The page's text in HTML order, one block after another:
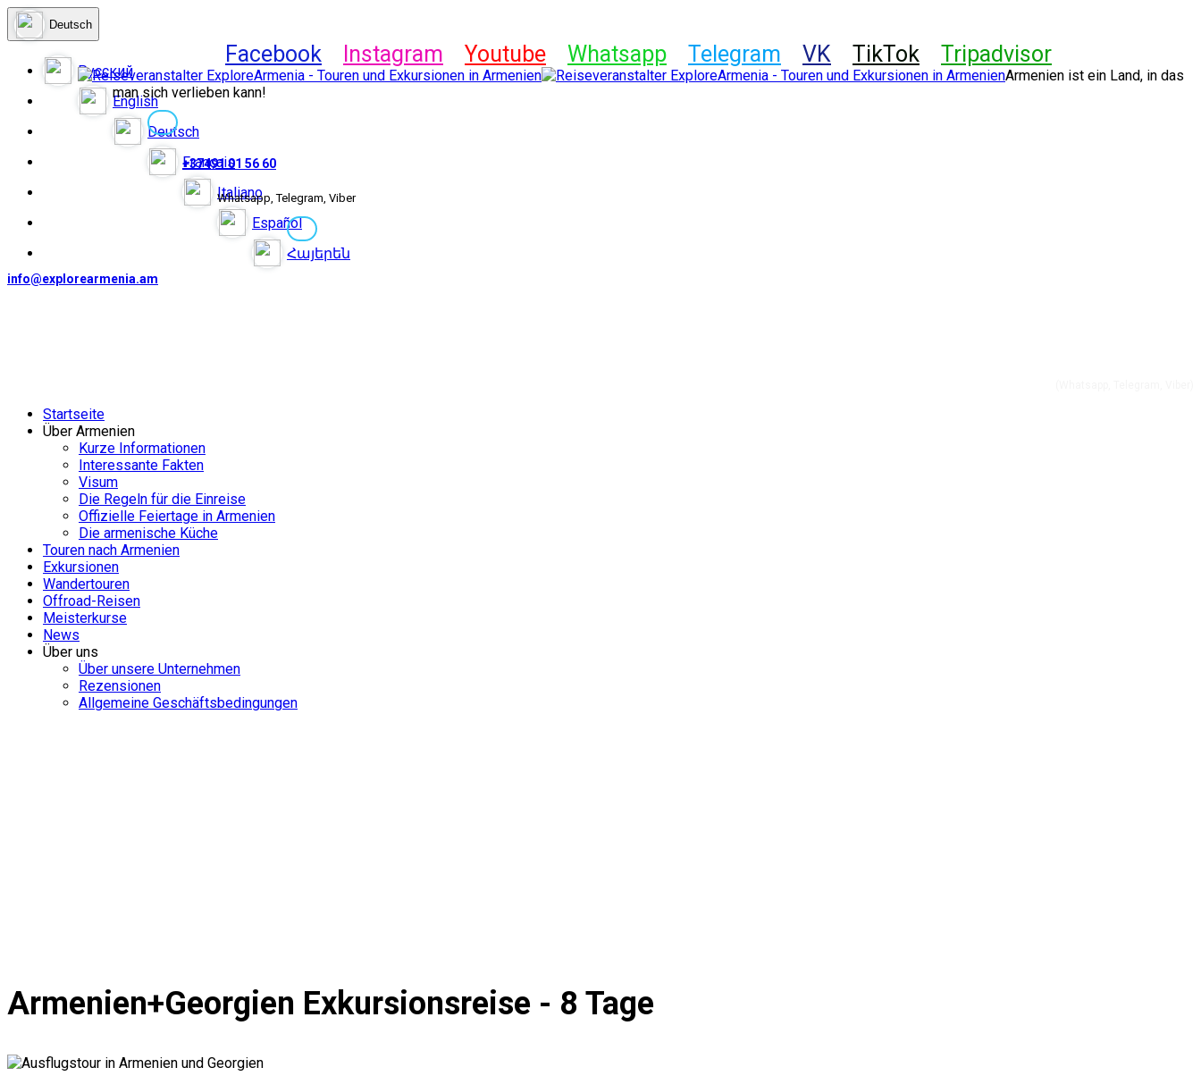
Deutsch
Русский
English
Deutsch
Français
Italiano
Español
Հայերեն
Facebook Instagram Youtube Whatsapp Telegram VK TikTok Tripadvisor
Armenien ist ein Land, in das
man sich verlieben kann!
+37491 01 56 60
Whatsapp, Telegram, Viber
info@explorearmenia.am
Startseite
Über Armenien
Kurze Informationen
Interessante Fakten
Visum
Die Regeln für die Einreise
Offizielle Feiertage in Armenien
Die armenische Küche
Touren nach Armenien
Exkursionen
Wandertouren
Offroad-Reisen
Meisterkurse
News
Über uns
Über unsere Unternehmen
Rezensionen
Allgemeine Geschäftsbedingungen
Armenien+Georgien Exkursionsreise - 8 Tage